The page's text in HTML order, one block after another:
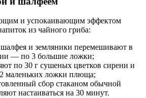
и успокаивающим эффектом
из чайного гриба:
и земляники перемешивают в
— по 3 большие ложки;
по 30 г сушеных цветков сирени и
маленьких ложки плюща;
сбор стаканом обычной
настаиваться на 30 минут.